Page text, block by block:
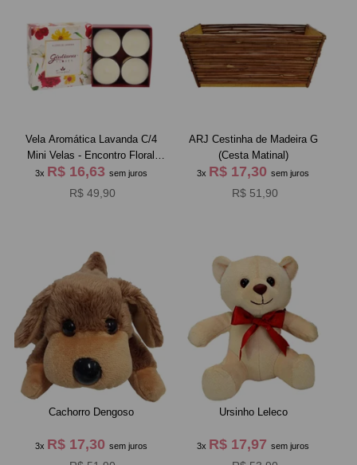
Vela Aromática Lavanda C/4
Mini Velas - Encontro Floral
Giuliana Flores
3x R$ 16,63 sem juros
R$ 49,90
ARJ Cestinha de Madeira G
(Cesta Matinal)
3x R$ 17,30sem juros
R$ 51,90
Cachorro Dengoso
3x R$ 17,30 sem juros
Ursinho Leleco
3x R$ 17,97sem juros